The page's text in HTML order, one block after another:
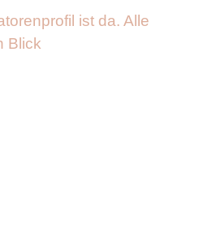
ist da. Alle
Blick